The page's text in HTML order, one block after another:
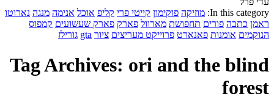
In this category: מוזיקה פוקימון קייטי פרי קליפ אוכל אנימה מנגה נארוטו
ראמן כתבה פורים תחפושת מארוול פארק פארק שעשועים קמפוס
הנוקמים אומנות פאנארט פרוייקט מעריצים ציור gta גורילז
Tag Archives: ori and the blind
forest